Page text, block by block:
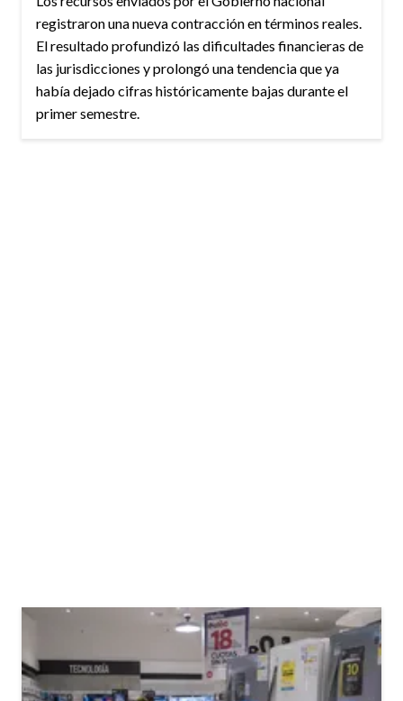
registraron una nueva contracción en términos reales.
El resultado profundizó las dificultades financieras de
las jurisdicciones y prolongó una tendencia que ya
había dejado cifras históricamente bajas durante el
primer semestre.